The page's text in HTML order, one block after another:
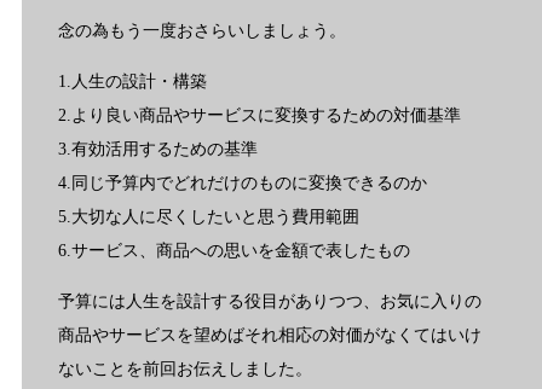
念の為もう一度おさらいしましょう。
1.人生の設計・構築
2.より良い商品やサービスに変換するための対価基準
3.有効活用するための基準
4.同じ予算内でどれだけのものに変換できるのか
5.大切な人に尽くしたいと思う費用範囲
6.サービス、商品への思いを金額で表したもの
予算には人生を設計する役目がありつつ、お気に入りの
商品やサービスを望めばそれ相応の対価がなくてはいけ
ないことを前回お伝えしました。